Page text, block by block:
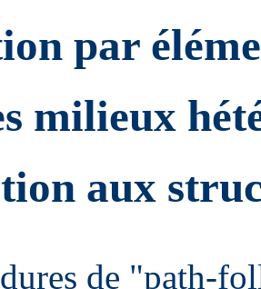
par
milieux
aux
de "path-